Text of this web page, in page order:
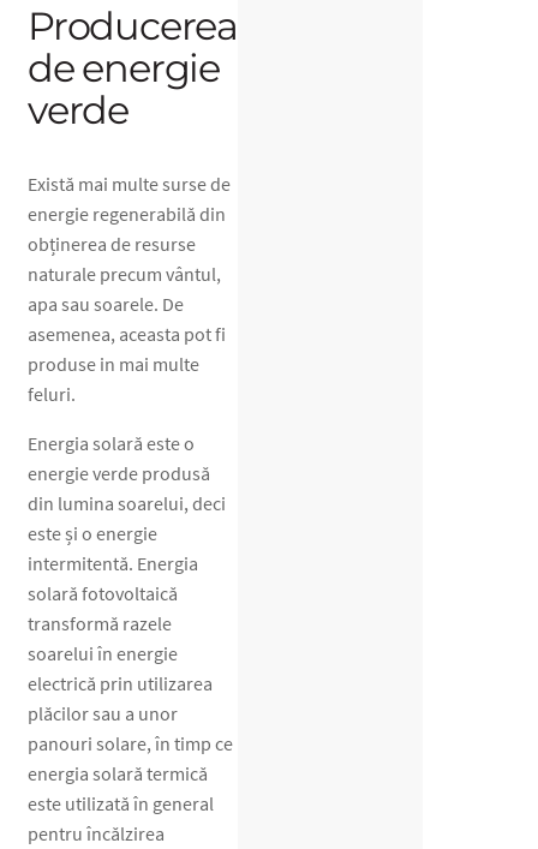
Producerea
de energie
verde
Există mai multe surse de
energie regenerabilă din
obținerea de resurse
naturale precum vântul,
apa sau soarele. De
asemenea, aceasta pot fi
produse in mai multe
feluri.
Energia solară este o
energie verde produsă
din lumina soarelui, deci
este și o energie
intermitentă. Energia
solară fotovoltaică
transformă razele
soarelui în energie
electrică prin utilizarea
plăcilor sau a unor
panouri solare, în timp ce
energia solară termică
este utilizată în general
pentru încălzirea